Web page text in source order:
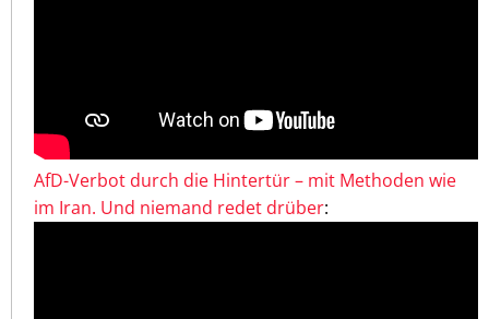
AfD-Verbot durch die Hintertür – mit Methoden wie
im Iran. Und niemand redet drüber: